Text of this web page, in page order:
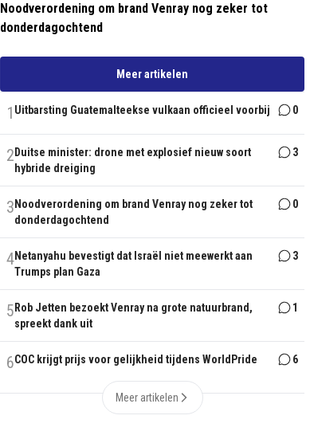
Noodverordening om brand Venray nog zeker tot
donderdagochtend
Meer artikelen
1 Uitbarsting Guatemalteekse vulkaan officieel voorbij 0
2 Duitse minister: drone met explosief nieuw soort
hybride dreiging
3
3 Noodverordening om brand Venray nog zeker tot
donderdagochtend
0
4Netanyahu bevestigt dat Israël niet meewerkt aan
Trumps plan Gaza
3
5 Rob Jetten bezoekt Venray na grote natuurbrand,
spreekt dank uit
1
6COC krijgt prijs voor gelijkheid tijdens WorldPride 6
Meer artikelen